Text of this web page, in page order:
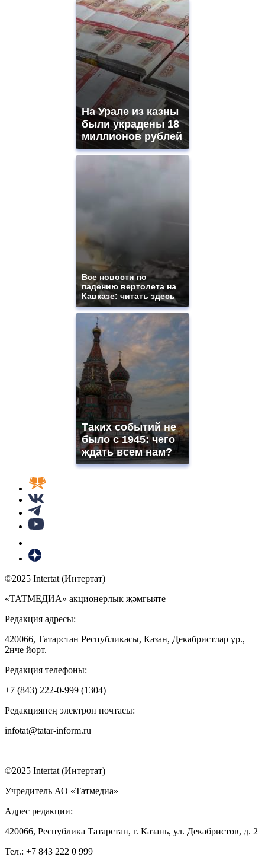
На Урале из казны
были украдены 18
миллионов рублей
Все новости по
падению вертолета на
Кавказе: читать здесь
Таких событий не
было с 1945: чего
ждать всем нам?
©2025 Intertat (Интертат)
«ТАТМЕДИА» акционерлык җәмгыяте
Редакция адресы:
420066, Татарстан Республикасы, Казан, Декабристлар ур.,
2нче йорт.
Редакция телефоны:
+7 (843) 222-0-999 (1304)
Редакциянең электрон почтасы:
infotat@tatar-inform.ru
©2025 Intertat (Интертат)
Учредитель АО «Татмедиа»
Адрес редакции:
420066, Республика Татарстан, г. Казань, ул. Декабристов, д. 2
Тел.: +7 843 222 0 999